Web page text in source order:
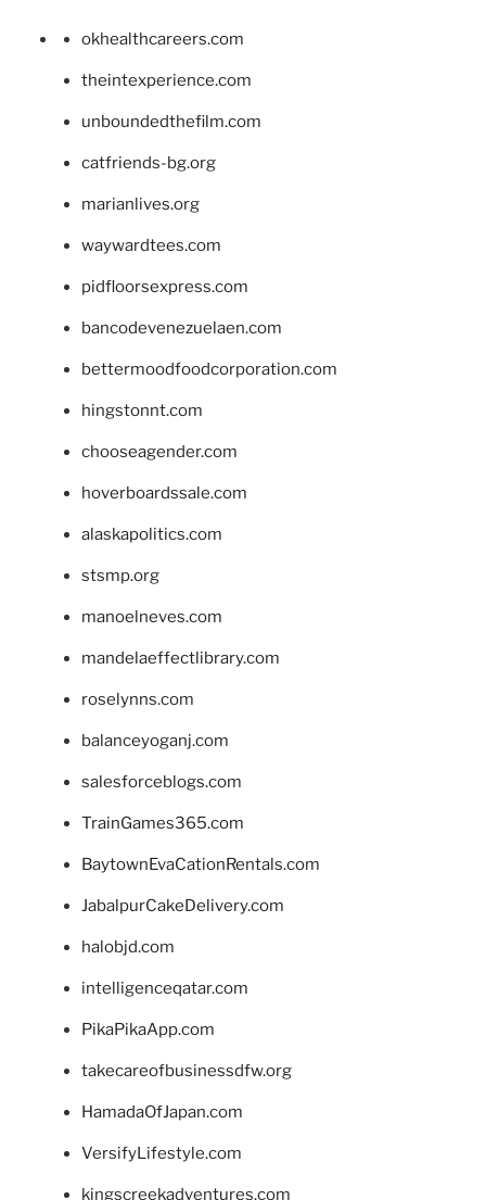
okhealthcareers.com
theintexperience.com
unboundedthefilm.com
catfriends-bg.org
marianlives.org
waywardtees.com
pidfloorsexpress.com
bancodevenezuelaen.com
bettermoodfoodcorporation.com
hingstonnt.com
chooseagender.com
hoverboardssale.com
alaskapolitics.com
stsmp.org
manoelneves.com
mandelaeffectlibrary.com
roselynns.com
balanceyoganj.com
salesforceblogs.com
TrainGames365.com
BaytownEvaCationRentals.com
JabalpurCakeDelivery.com
halobjd.com
intelligenceqatar.com
PikaPikaApp.com
takecareofbusinessdfw.org
HamadaOfJapan.com
VersifyLifestyle.com
kingscreekadventures.com